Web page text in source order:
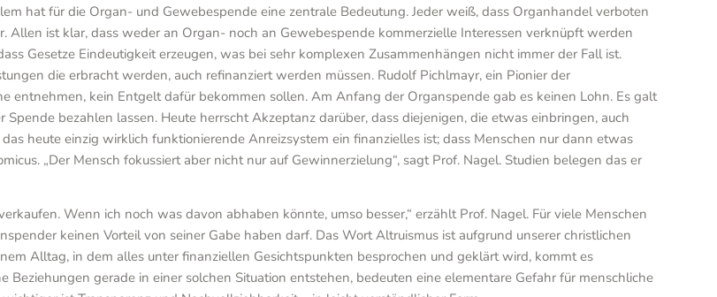
hat für die Organ- und Gewebespende eine zentrale Bedeutung. Jeder weiß, dass Organhandel verboten
Allen ist klar, dass weder an Organ- noch an Gewebespende kommerzielle Interessen verknüpft werden
Gesetze Eindeutigkeit erzeugen, was bei sehr komplexen Zusammenhängen nicht immer der Fall ist.
die erbracht werden, auch refinanziert werden müssen. Rudolf Pichlmayr, ein Pionier der
entnehmen, kein Entgelt dafür bekommen sollen. Am Anfang der Organspende gab es keinen Lohn. Es galt
bezahlen lassen. Heute herrscht Akzeptanz darüber, dass diejenigen, die etwas einbringen, auch
heute einzig wirklich funktionierende Anreizsystem ein finanzielles ist; dass Menschen nur dann etwas
„Der Mensch fokussiert aber nicht nur auf Gewinnerzielung“, sagt Prof. Nagel. Studien belegen das er
Wenn ich noch was davon abhaben könnte, umso besser,“ erzählt Prof. Nagel. Für viele Menschen
keinen Vorteil von seiner Gabe haben darf. Das Wort Altruismus ist aufgrund unserer christlichen
Alltag, in dem alles unter finanziellen Gesichtspunkten besprochen und geklärt wird, kommt es
Beziehungen gerade in einer solchen Situation entstehen, bedeuten eine elementare Gefahr für menschliche